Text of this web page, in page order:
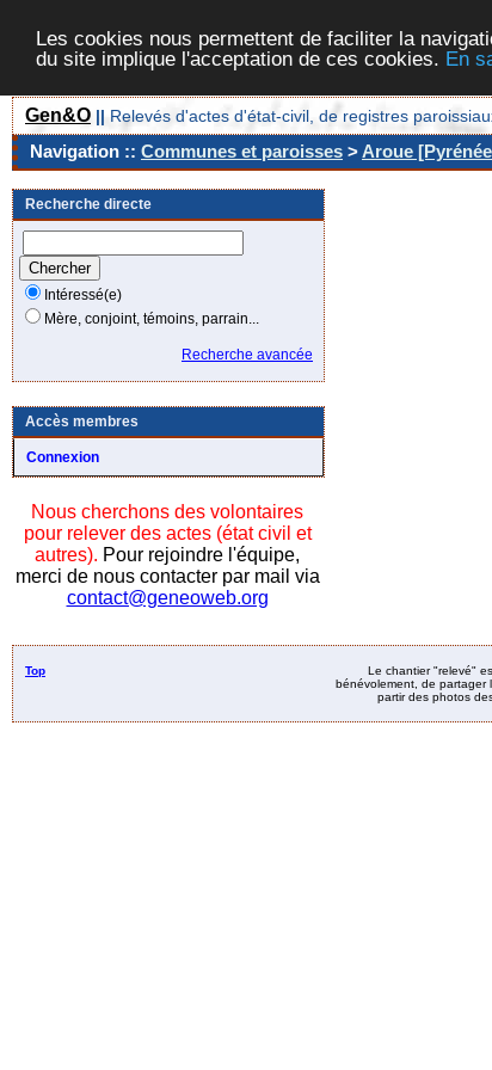
Les cookies nous permettent de faciliter la
du site implique l'acceptation de ces cookies. En
Gen&O || Relevés d'actes d'état-civil, de registres
Navigation :: Communes et paroisses >Aroue
Recherche directe
Intéressé(e)
Mère, conjoint, témoins, parrain...
Recherche avancée
Accès membres
Connexion
Nous cherchons des volontaires
pour relever des actes (état civil et
autres). Pour rejoindre l'équipe,
merci de nous contacter par mail via
contact@geneoweb.org
Top
Le chantier "relevé"
bénévolement, de partager
partir des photos